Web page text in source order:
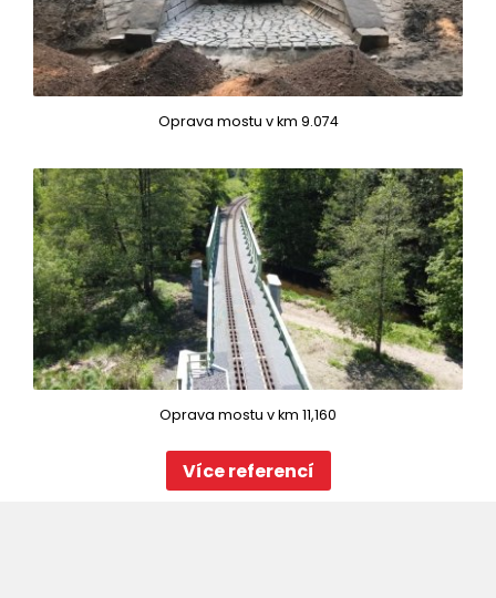
Oprava mostu v km 9.074
Oprava mostu v km 11,160
Více referencí